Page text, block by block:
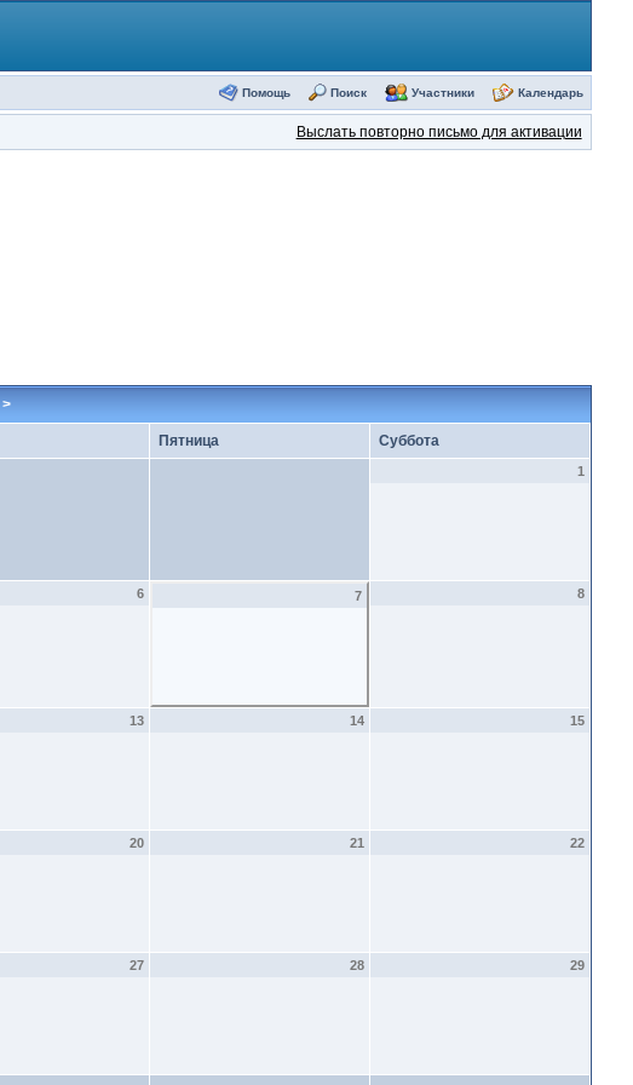
Помощь Поиск Участники Календарь
Выслать повторно письмо для активации
>
Пятница Суббота
1
6 7 8
13 14 15
20 21 22
27 28 29